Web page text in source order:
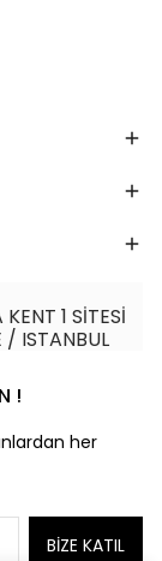
1 SİTESİ
/ ISTANBUL
!
her
BİZE KATIL